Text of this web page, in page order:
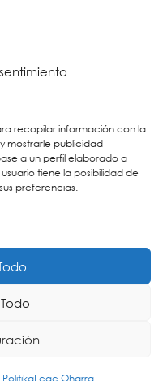
recopilar información con la
mostrarle publicidad
a un perfil elaborado a
tiene la posibilidad de
preferencias.
Lege Oharra
-Postontzi Etikoa
Creativa